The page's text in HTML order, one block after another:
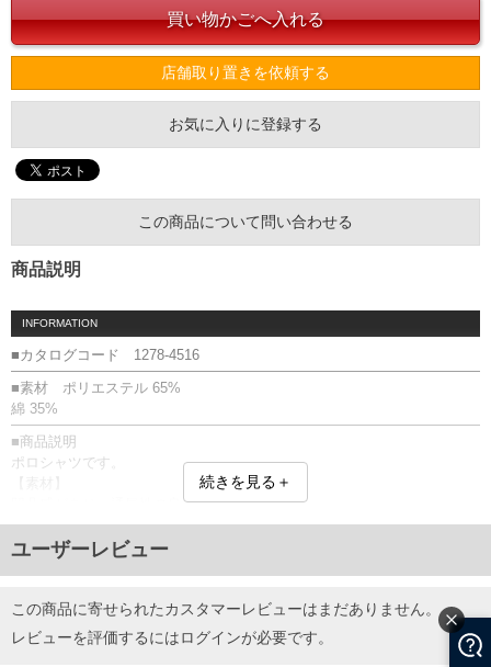
店舗取り置きを依頼する
お気に入りに登録する
この商品について問い合わせる
商品説明
INFORMATION
■カタログコード 1278-4516
■素材 ポリエステル 65%
綿 35%
■商品説明
ポロシャツです。
凹凸感があり、通気性の良い鹿の子素材。
プリント(ラバー・カラー分解)／サイドスリット／鹿の子
■サイズ表
サイズ/バスト/総丈/裾周り/肩幅/袖丈
3L/130/78/130/58/24
4L/140/80/140/60/25
5L/150/82/150/62/26
続きを見る＋
ユーザーレビュー
この商品に寄せられたカスタマーレビューはまだありません。
レビューを評価するにはログインが必要です。